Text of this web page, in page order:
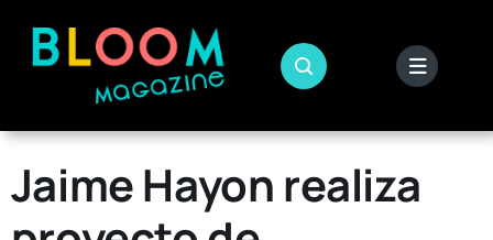
Jaime Hayon realiza